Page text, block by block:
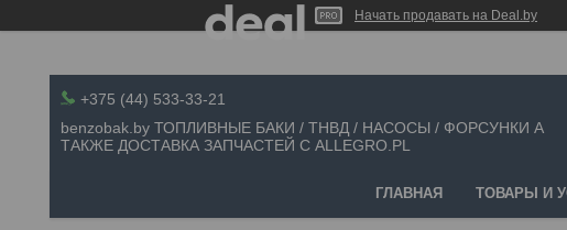
Начать продавать на Deal.by
+375 (44) 533-33-21
benzobak.by ТОПЛИВНЫЕ БАКИ / ТНВД / НАСОСЫ / ФОРСУНКИ А
ТАКЖЕ ДОСТАВКА ЗАПЧАСТЕЙ С ALLEGRO.PL
ГЛАВНАЯ ТОВАРЫ И